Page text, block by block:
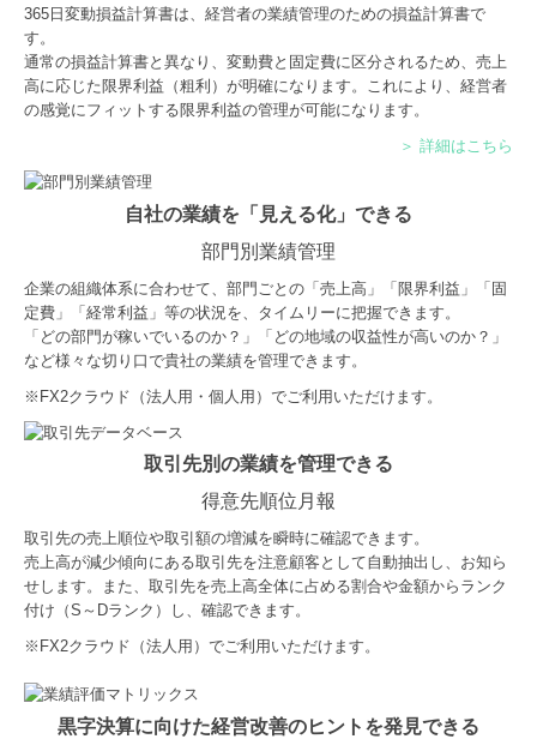
365日変動損益計算書は、経営者の業績管理のための損益計算書で
す。
通常の損益計算書と異なり、変動費と固定費に区分されるため、売上
高に応じた限界利益（粗利）が明確になります。これにより、経営者
の感覚にフィットする限界利益の管理が可能になります。
＞ 詳細はこちら
自社の業績を「見える化」できる
部門別業績管理
企業の組織体系に合わせて、部門ごとの「売上高」「限界利益」「固
定費」「経常利益」等の状況を、タイムリーに把握できます。
「どの部門が稼いでいるのか？」「どの地域の収益性が高いのか？」
など様々な切り口で貴社の業績を管理できます。
※ FX2クラウド（法人用・個人用）でご利用いただけます。
取引先別の業績を管理できる
得意先順位月報
取引先の売上順位や取引額の増減を瞬時に確認できます。
売上高が減少傾向にある取引先を注意顧客として自動抽出し、お知ら
せします。また、取引先を売上高全体に占める割合や金額からランク
付け（S～Dランク）し、確認できます。
※FX2クラウド（法人用）でご利用いただけます。
黒字決算に向けた経営改善のヒントを発見できる